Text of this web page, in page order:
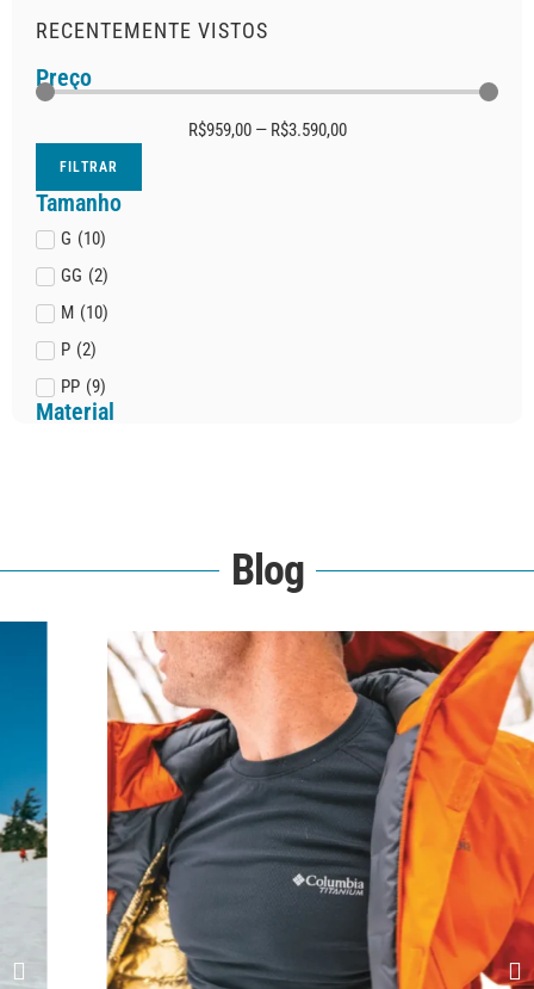
RECENTEMENTE VISTOS
Preço
R$959,00— R$3.590,00
FILTRAR
Tamanho
G (10)
GG (2)
M (10)
P (2)
PP (9)
Material
Blog